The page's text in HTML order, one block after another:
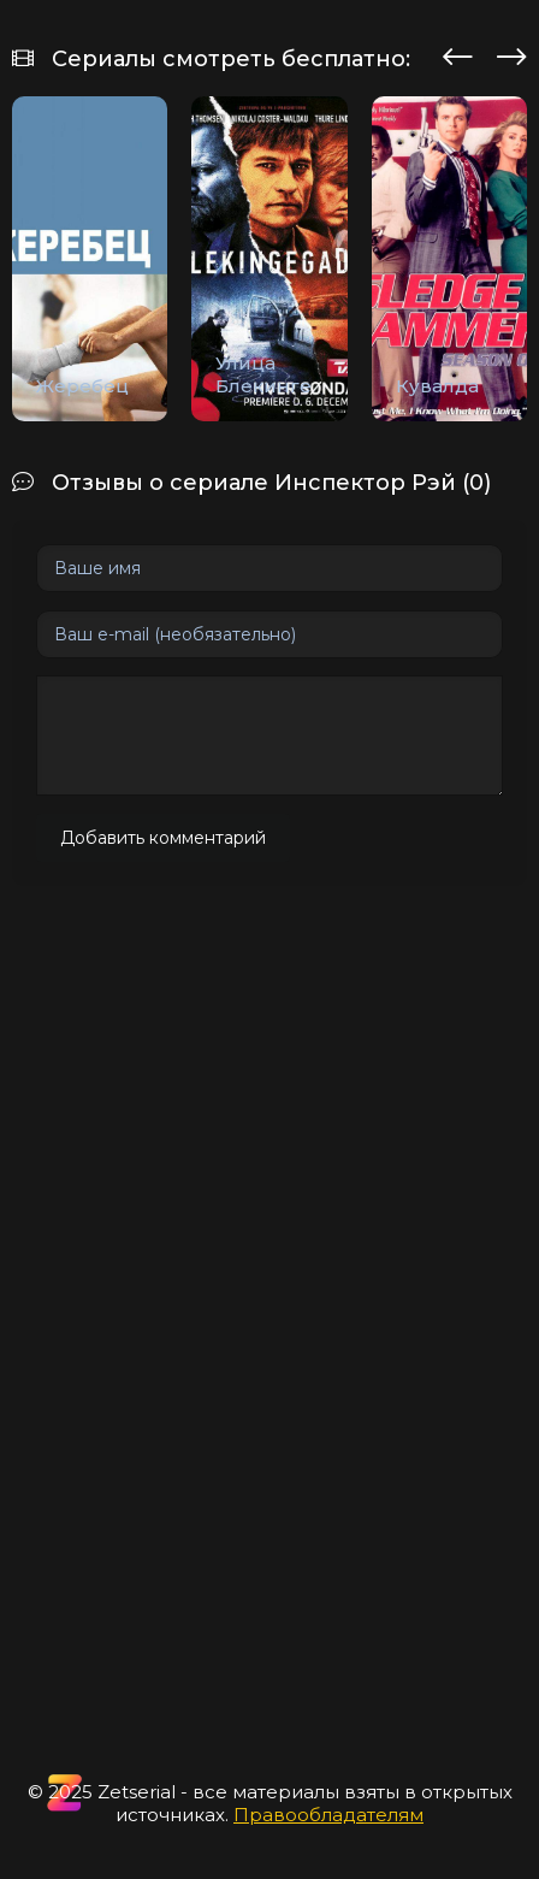
Сериалы смотреть бесплатно:
Жеребец
Улица
Блекинге
Кувалда
Отзывы о сериале Инспектор Рэй (0)
Добавить комментарий
© 2025 Zetserial - все материалы взяты в открытых
источниках. Правообладателям